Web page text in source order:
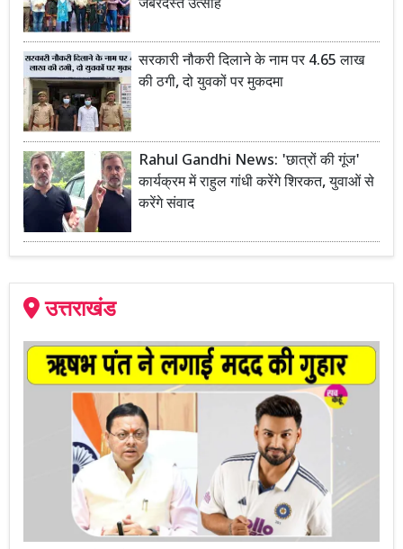
जबरदस्त उत्साह
सरकारी नौकरी दिलाने के नाम पर 4.65 लाख
की ठगी, दो युवकों पर मुकदमा
Rahul Gandhi News: 'छात्रों की गूंज'
कार्यक्रम में राहुल गांधी करेंगे शिरकत, युवाओं से
करेंगे संवाद
उत्तराखंड